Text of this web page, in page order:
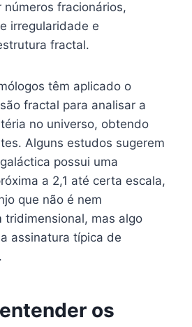
fracionários,
irregularidade e
fractal.
têm aplicado o
fractal para analisar a
no universo, obtendo
Alguns estudos sugerem
possui uma
a 2,1 até certa escala,
que não é nem
tridimensional, mas algo
assinatura típica de
os